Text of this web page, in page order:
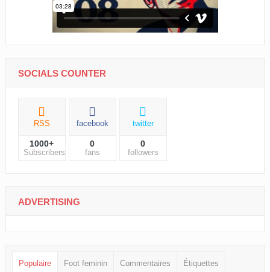
SOCIALS COUNTER
RSS
1000+
Subscribers
facebook
0
fans
twitter
0
followers
ADVERTISING
Populaire Foot feminin Commentaires Étiquettes